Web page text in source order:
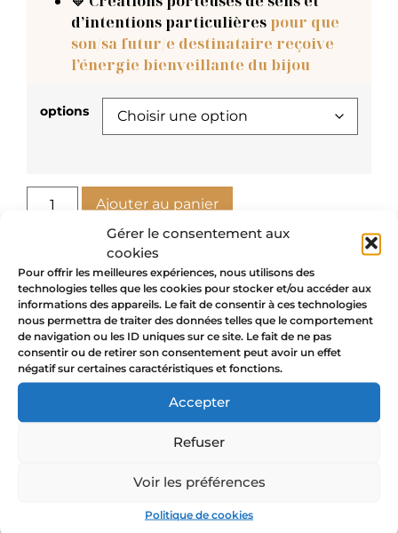
Gérer le consentement aux
cookies
Pour offrir les meilleures expériences, nous utilisons des
technologies telles que les cookies pour stocker et/ou accéder aux
informations des appareils. Le fait de consentir à ces technologies
nous permettra de traiter des données telles que le comportement
de navigation ou les ID uniques sur ce site. Le fait de ne pas
consentir ou de retirer son consentement peut avoir un effet
négatif sur certaines caractéristiques et fonctions.
Accepter
Refuser
Voir les préférences
Politique de cookies
d’intentions particulières pour que
son/sa futur/e destinataire reçoive
l’énergie bienveillante du bijou
options
Ajouter au panier
Avis
Il n’y a pas encore d’avis.
Soyez le premier à laisser votre
charms interchangeables”
Votre adresse e-mail ne sera pas